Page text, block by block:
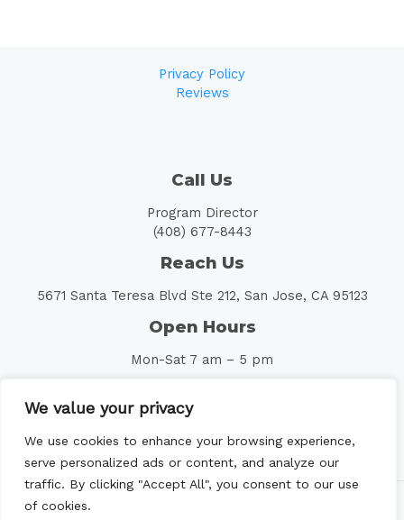
We value your privacy
We use cookies to enhance your browsing experience,
serve personalized ads or content, and analyze our
traffic. By clicking "Accept All", you consent to our use
of cookies.
Privacy Policy
Reviews
Call Us
Program Director
(408) 677-8443
Reach Us
5671 Santa Teresa Blvd Ste 212, San Jose, CA 95123
Open Hours
Mon-Sat 7 am – 5 pm
Follow Us
Copyright © 2026 Golden Heart School of Nursing